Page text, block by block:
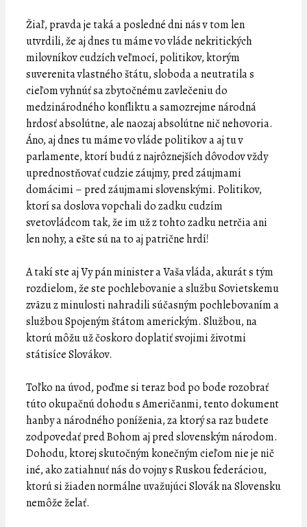
Žiaľ, pravda je taká a posledné dni nás v tom len
utvrdili, že aj dnes tu máme vo vláde nekritických
milovníkov cudzích veľmocí, politikov, ktorým
suverenita vlastného štátu, sloboda a neutratila s
cieľom vyhnúť sa zbytočnému zavlečeniu do
medzinárodného konfliktu a samozrejme národná
hrdosť absolútne, ale naozaj absolútne nič nehovoria.
Áno, aj dnes tu máme vo vláde politikov a aj tu v
parlamente, ktorí budú z najrôznejších dôvodov vždy
uprednostňovať cudzie záujmy, pred záujmami
domácimi – pred záujmami slovenskými. Politikov,
ktorí sa doslova vopchali do zadku cudzím
svetovládcom tak, že im už z tohto zadku netrčia ani
len nohy, a ešte sú na to aj patrične hrdí!
A takí ste aj Vy pán minister a Vaša vláda, akurát s tým
rozdielom, že ste pochlebovanie a službu Sovietskemu
zväzu z minulosti nahradili súčasným pochlebovaním a
službou Spojeným štátom americkým. Službou, na
ktorú môžu už čoskoro doplatiť svojimi životmi
státisíce Slovákov.
Toľko na úvod, poďme si teraz bod po bode rozobrať
túto okupačnú dohodu s Američanmi, tento dokument
hanby a národného poníženia, za ktorý sa raz budete
zodpovedať pred Bohom aj pred slovenským národom.
Dohodu, ktorej skutočným konečným cieľom nie je nič
iné, ako zatiahnuť nás do vojny s Ruskou federáciou,
ktorú si žiaden normálne uvažujúci Slovák na Slovensku
nemôže želať.